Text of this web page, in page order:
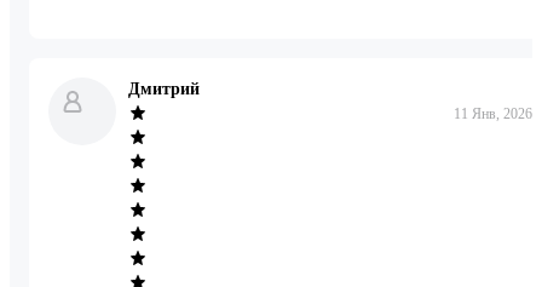
Дмитрий
11 Янв, 2026